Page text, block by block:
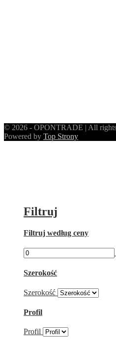
© 2026 - OPONTRADE | All rights
Powered by Top Strony
Filtruj
Filtruj według ceny
Szerokość
Szerokość
Profil
Profil